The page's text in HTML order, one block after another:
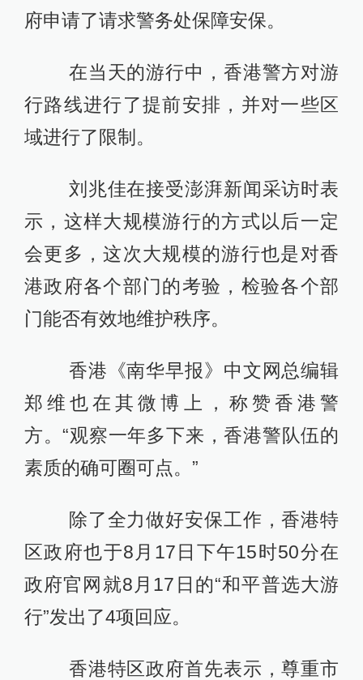
府申请了请求警务处保障安保。
在当天的游行中，香港警方对游
行路线进行了提前安排，并对一些区
域进行了限制。
刘兆佳在接受澎湃新闻采访时表
示，这样大规模游行的方式以后一定
会更多，这次大规模的游行也是对香
港政府各个部门的考验，检验各个部
门能否有效地维护秩序。
香港《南华早报》中文网总编辑
郑维也在其微博上，称赞香港警
方。“观察一年多下来，香港警队伍的
素质的确可圈可点。”
除了全力做好安保工作，香港特
区政府也于8月17日下午15时50分在
政府官网就8月17日的“和平普选大游
行”发出了4项回应。
香港特区政府首先表示，尊重市